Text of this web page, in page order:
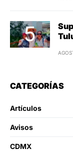
CATEGORÍAS
Artículos
Avisos
CDMX